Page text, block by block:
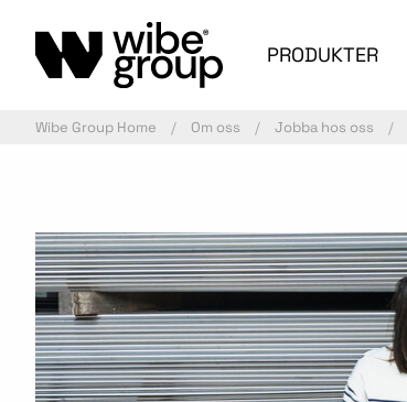
PRODUKTER
Wibe Group Home Om oss Jobba hos oss